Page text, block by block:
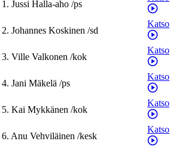
1. Jussi Halla-aho /ps
2. Johannes Koskinen /sd
Katso
3. Ville Valkonen /kok
Katso
4. Jani Mäkelä /ps
Katso
5. Kai Mykkänen /kok
Katso
6. Anu Vehviläinen /kesk
Katso